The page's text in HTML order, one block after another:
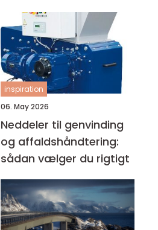
familien
inspiration
06. May 2026
Neddeler til genvinding
og affaldshåndtering:
sådan vælger du rigtigt